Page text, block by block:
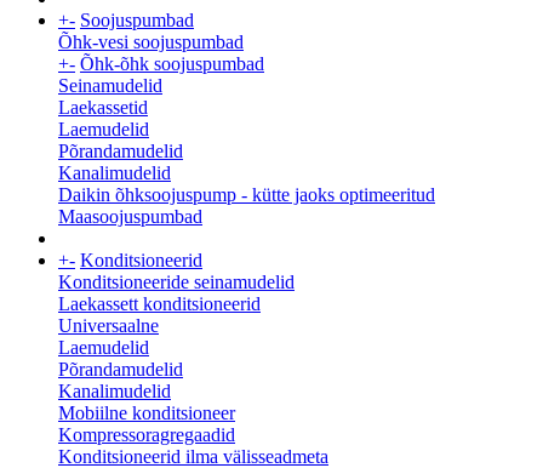
+- Soojuspumbad
Õhk-vesi soojuspumbad
+- Õhk-õhk soojuspumbad
Seinamudelid
Laekassetid
Laemudelid
Põrandamudelid
Kanalimudelid
Daikin õhksoojuspump - kütte jaoks optimeeritud
Maasoojuspumbad
+- Konditsioneerid
Konditsioneeride seinamudelid
Laekassett konditsioneerid
Universaalne
Laemudelid
Põrandamudelid
Kanalimudelid
Mobiilne konditsioneer
Kompressoragregaadid
Konditsioneerid ilma välisseadmeta